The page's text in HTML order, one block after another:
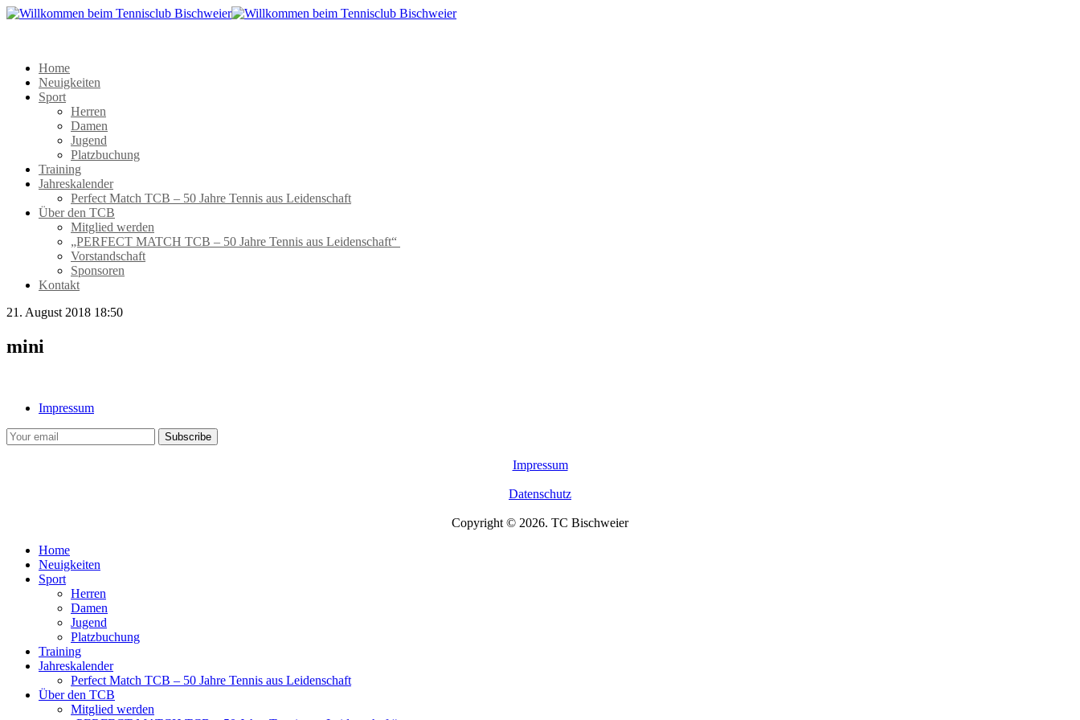
Home
Neuigkeiten
Sport
Herren
Damen
Jugend
Platzbuchung
Training
Jahreskalender
Perfect Match TCB – 50 Jahre Tennis aus Leidenschaft
Über den TCB
Mitglied werden
„PERFECT MATCH TCB – 50 Jahre Tennis aus Leidenschaft“
Vorstandschaft
Sponsoren
Kontakt
21. August 2018 18:50
mini
Impressum
Impressum
Datenschutz
Copyright © 2026. TC Bischweier
Home
Neuigkeiten
Sport
Herren
Damen
Jugend
Platzbuchung
Training
Jahreskalender
Perfect Match TCB – 50 Jahre Tennis aus Leidenschaft
Über den TCB
Mitglied werden